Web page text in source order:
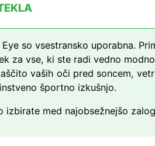
Eye so vsestransko uporabna.
za vse, ki ste radi vedno
vaših oči pred soncem,
športno izkušnjo.
izbirate med najobsežnejšo